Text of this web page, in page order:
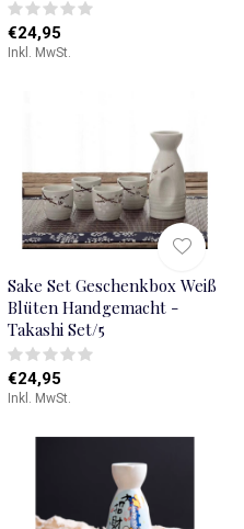
€24,95
Inkl. MwSt.
Sake Set Geschenkbox Weiß
Blüten Handgemacht -
Takashi Set/5
€24,95
Inkl. MwSt.